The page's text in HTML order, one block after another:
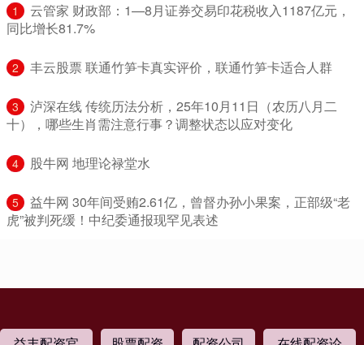
1
​云管家 财政部：1—8月证券交易印花税收入1187亿元，
同比增长81.7%
2 ​丰云股票 联通竹笋卡真实评价，联通竹笋卡适合人群
3
​泸深在线 传统历法分析，25年10月11日（农历八月二
十），哪些生肖需注意行事？调整状态以应对变化
4 ​股牛网 地理论禄堂水
5
​益牛网 30年间受贿2.61亿，曾督办孙小果案，正部级“老
虎”被判死缓！中纪委通报现罕见表述